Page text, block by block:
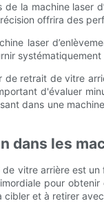
de la machine
offrira des
laser
de retrait de vitre
d'évaluer
dans une
dans les
de vitre arrière est
pour
et à retirer